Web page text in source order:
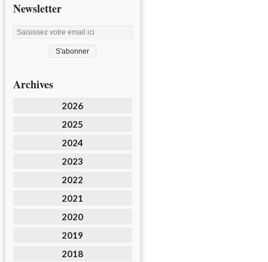
Newsletter
Archives
2026
2025
2024
2023
2022
2021
2020
2019
2018